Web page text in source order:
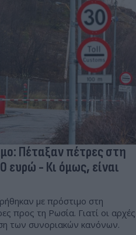
Πέταξαν πέτρες στη
ευρώ - Κι όμως, είναι
με πρόστιμο στη
προς τη Ρωσία. Γιατί οι αρχές
των συνοριακών κανόνων.